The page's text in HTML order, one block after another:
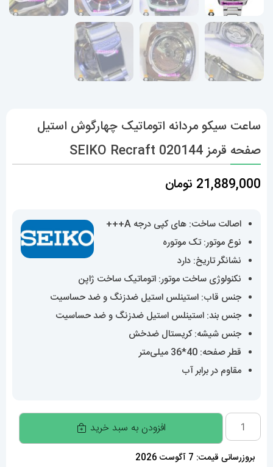
ساعت سیکو مردانه اتوماتیک چهارگوش استیل
صفحه قرمز 020144 SEIKO Recraft
21,889,000 تومان
اصالت ساخت: های کپی درجه A+++
نوع موتور: تک موتوره
نشانگر تاریخ: دارد
نکنولوژی ساخت موتور: اتوماتیک ساخت ژاپن
جنس قاب: استینلس استیل ضدزنگ و ضد حساسیت
جنس بند: استینلس استیل ضدزنگ و ضد حساسیت
جنس شیشه: کریستال ضدخش
قطر صفحه: 40*36 میلی‌متر
مقاوم در برابر آب
ساعت
سیکو
مردانه
افزودن به سبد خرید
بروزرسانی قیمت: 7 آگوست 2026